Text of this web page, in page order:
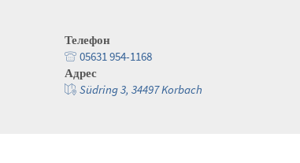
Телефон
05631 954-1168
Адрес
Südring 3, 34497 Korbach